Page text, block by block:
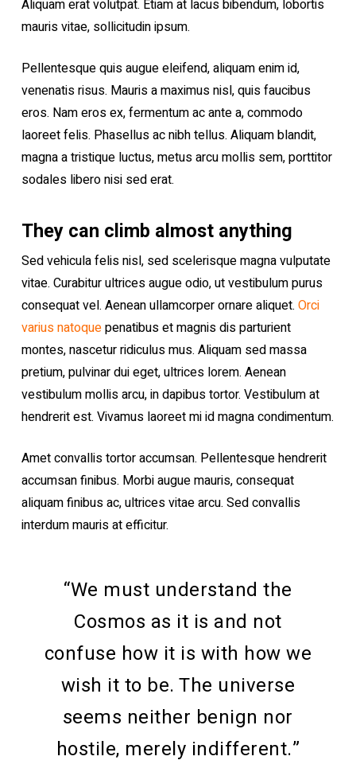
Aliquam erat volutpat. Etiam at lacus bibendum, lobortis
mauris vitae, sollicitudin ipsum.
Pellentesque quis augue eleifend, aliquam enim id,
venenatis risus. Mauris a maximus nisl, quis faucibus
eros. Nam eros ex, fermentum ac ante a, commodo
laoreet felis. Phasellus ac nibh tellus. Aliquam blandit,
magna a tristique luctus, metus arcu mollis sem, porttitor
sodales libero nisi sed erat.
They can climb almost anything
Sed vehicula felis nisl, sed scelerisque magna vulputate
vitae. Curabitur ultrices augue odio, ut vestibulum purus
consequat vel. Aenean ullamcorper ornare aliquet. Orci
varius natoquepenatibus et magnis dis parturient
montes, nascetur ridiculus mus. Aliquam sed massa
pretium, pulvinar dui eget, ultrices lorem. Aenean
vestibulum mollis arcu, in dapibus tortor. Vestibulum at
hendrerit est. Vivamus laoreet mi id magna condimentum.
Amet convallis tortor accumsan. Pellentesque hendrerit
accumsan finibus. Morbi augue mauris, consequat
aliquam finibus ac, ultrices vitae arcu. Sed convallis
interdum mauris at efficitur.
“We must understand the
Cosmos as it is and not
confuse how it is with how we
wish it to be. The universe
seems neither benign nor
hostile, merely indifferent.”